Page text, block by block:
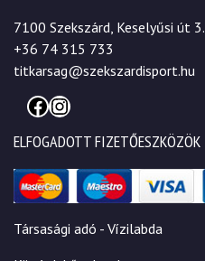
7100 Szekszárd, Keselyűsi út 3.
+36 74 315 733
titkarsag@szekszardisport.hu
Facebook
Instagram
ELFOGADOTT FIZETŐESZKÖZÖK
Társasági adó - Vízilabda